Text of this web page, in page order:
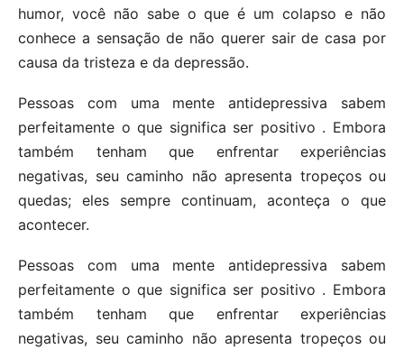
humor, você não sabe o que é um colapso e não
conhece a sensação de não querer sair de casa por
causa da tristeza e da depressão.
Pessoas com uma mente antidepressiva sabem
perfeitamente o que significa ser positivo . Embora
também tenham que enfrentar experiências
negativas, seu caminho não apresenta tropeços ou
quedas; eles sempre continuam, aconteça o que
acontecer.
Pessoas com uma mente antidepressiva sabem
perfeitamente o que significa ser positivo . Embora
também tenham que enfrentar experiências
negativas, seu caminho não apresenta tropeços ou